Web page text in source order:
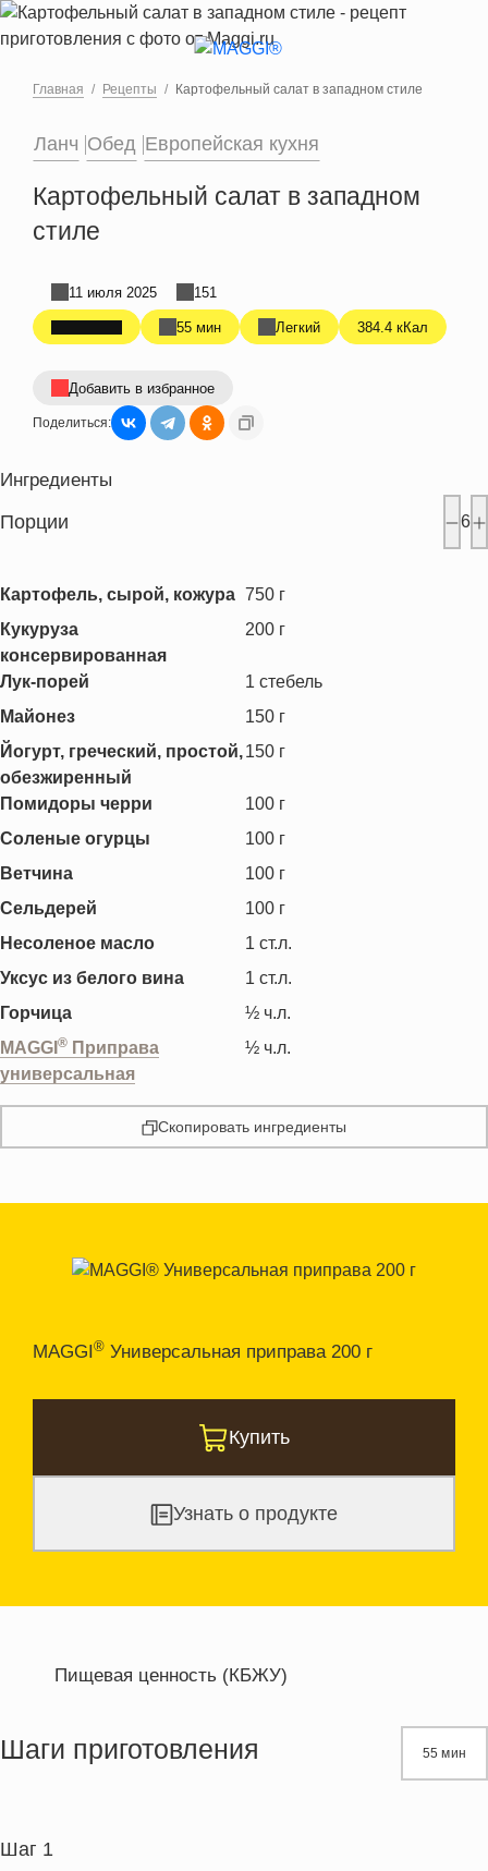
Перейти к основному содержанию
Главная Рецепты Картофельный салат в западном стиле
Ланч Обед Европейская кухня
Картофельный салат в западном
стиле
55 мин Легкий 384.4 кКал
11 июля 2025 151
Добавить в избранное
Поделиться:
Ингредиенты
Порции 6
Картофель, сырой, кожура 750 г
Кукуруза
консервированная
200 г
Лук-порей 1 стебель
Майонез
150 г
Йогурт, греческий, простой,
обезжиренный
150 г
Помидоры черри 100 г
Соленые огурцы
100 г
Ветчина
100 г
Сельдерей
100 г
Несоленое масло
1 ст.л.
Уксус из белого вина
1 ст.л.
Горчица
½ ч.л.
MAGGI ® Приправа
универсальная
½ ч.л.
Скопировать ингредиенты
MAGGI® Универсальная приправа 200 г
Купить
Узнать о продукте
Пищевая ценность (КБЖУ)
Жиры
Информация для одной порции
Шаги приготовления 55 мин
Шаг 1